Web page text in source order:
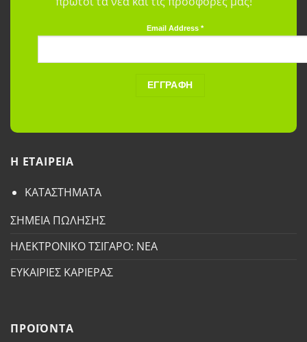
Email Address *
H ETAΙΡΕΙΑ
ΚΑΤΑΣΤΗΜΑΤΑ
ΣΗΜΕΙΑ ΠΩΛΗΣΗΣ
ΗΛΕΚΤΡΟΝΙΚΟ ΤΣΙΓΑΡΟ: ΝΕΑ
ΕΥΚΑΙΡΙΕΣ ΚΑΡΙΕΡΑΣ
ΠΡΟΪΟΝΤΑ